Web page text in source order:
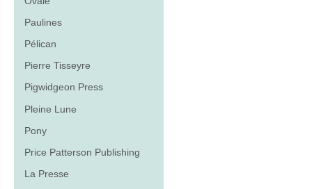
Paulines
Pélican
Pierre Tisseyre
Pigwidgeon Press
Pleine Lune
Pony
Price Patterson Publishing
La Presse